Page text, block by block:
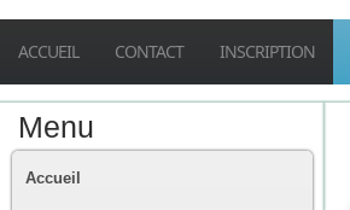
ACCUEIL CONTACT INSCRIPTION
Menu
Accueil